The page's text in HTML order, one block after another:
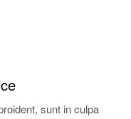
sunt in culpa